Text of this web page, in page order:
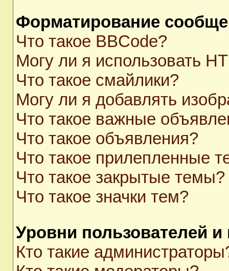
Форматирование
Что такое BBCode?
Могу ли я использовать
Что такое смайлики?
Могу ли я добавлять
Что такое важные
Что такое объявления?
Что такое прилепленные
Что такое закрытые темы?
Что такое значки тем?
Уровни пользователей и
Кто такие